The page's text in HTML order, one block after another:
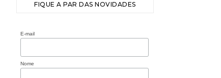
FIQUE A PAR DAS NOVIDADES
E-mail
Nome